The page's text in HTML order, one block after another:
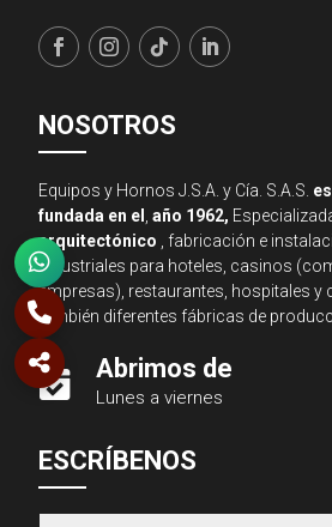
NOSOTROS
Equipos y Hornos J.S.A. y Cía. S.A.S.
fundada en el ,año 1962,
arquitectónico , fabricación e
industriales para hoteles, casinos
empresas), restaurantes, hospitales y
también diferentes fábricas de
 Abrimos de
Lunes a viernes
ESCRÍBENOS
● En línea ahora